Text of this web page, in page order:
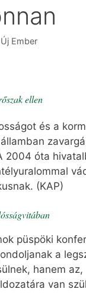
Új Ember
ellen
és a
2004 óta
(KAP)
püspöki
a
hanem
van